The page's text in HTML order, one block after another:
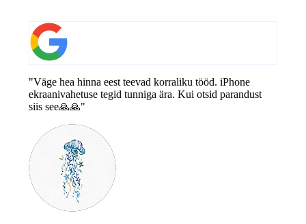
"Väge hea hinna eest teevad korraliku tööd. iPhone
ekraanivahetuse tegid tunniga ära. Kui otsid parandust
siis see🙏🙏"